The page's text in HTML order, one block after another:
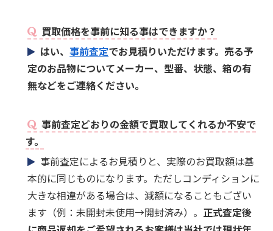
買取価格を事前に知る事はできますか？
はい、事前査定でお見積りいただけます。売る予
定のお品物についてメーカー、型番、状態、箱の有
無などをご連絡ください。
事前査定どおりの金額で買取してくれるか不安で
す。
事前査定によるお見積りと、実際のお買取額は基
本的に同じものになります。ただしコンディションに
大きな相違がある場合は、減額になることもござい
ます（例：未開封未使用→開封済み）。 正式査定後